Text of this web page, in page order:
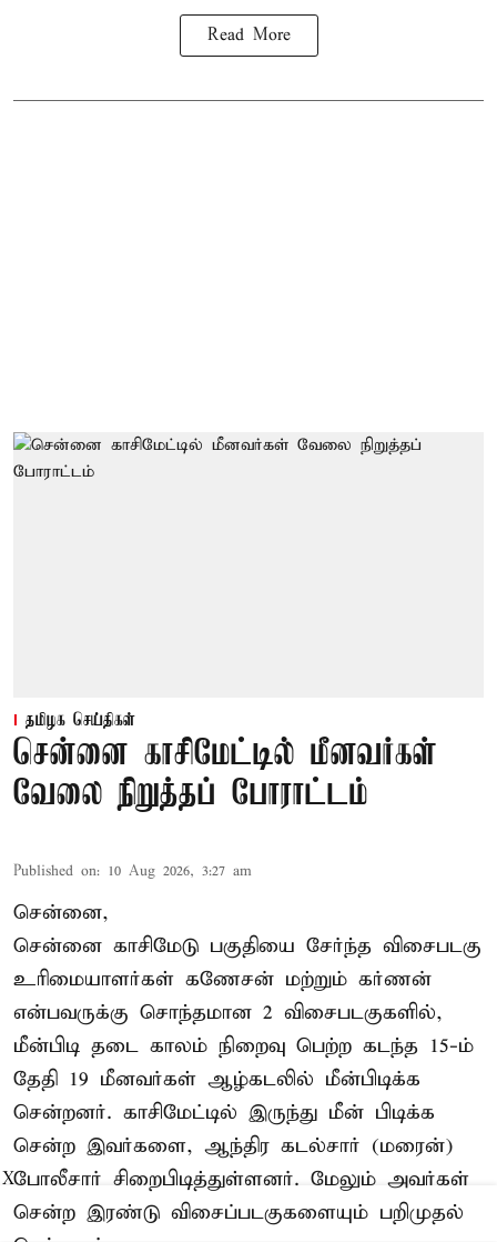
Read More
தமிழக செய்திகள்
சென்னை காசிமேட்டில் மீனவர்கள்
வேலை நிறுத்தப் போராட்டம்
Published on: 10 Aug 2026, 3:27 am
சென்னை,
சென்னை காசிமேடு பகுதியை சேர்ந்த விசைபடகு
உரிமையாளர்கள் கணேசன் மற்றும் கர்ணன்
என்பவருக்கு சொந்தமான 2 விசைபடகுகளில்,
மீன்பிடி தடை காலம் நிறைவு பெற்ற கடந்த 15-ம்
தேதி 19 மீனவர்கள் ஆழ்கடலில் மீன்பிடிக்க
சென்றனர். காசிமேட்டில் இருந்து மீன் பிடிக்க
சென்ற இவர்களை, ஆந்திர கடல்சார் (மரைன்)
போலீசார் சிறைபிடித்துள்ளனர். மேலும் அவர்கள்
சென்ற இரண்டு விசைப்படகுகளையும் பறிமுதல்
X